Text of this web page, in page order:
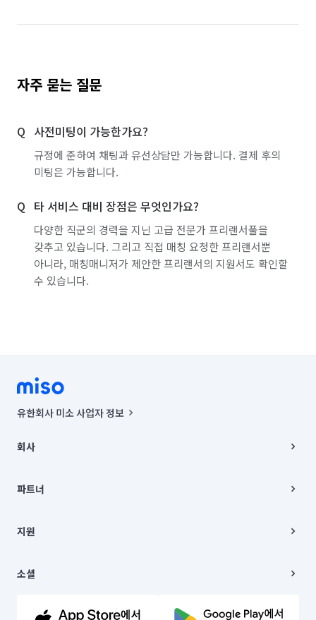
자주 묻는 질문
사전미팅이 가능한가요?
규정에 준하여 채팅과 유선상담만 가능합니다. 결제 후의
미팅은 가능합니다.
타 서비스 대비 장점은 무엇인가요?
다양한 직군의 경력을 지닌 고급 전문가 프리랜서풀을
갖추고 있습니다. 그리고 직접 매칭 요청한 프리랜서뿐
아니라, 매칭매니저가 제안한 프리랜서의 지원서도 확인할
수 있습니다.
유한회사 미소 사업자 정보
00019 |
주소 | 본사: 서울특별시 종로구 율곡로 6(중학동, 트윈트리빌딩) B동 5층
컨택센터 : 서울특별시 종로구 수송동 율곡로 24, 7층, 8층 미소
상품, 상품정보, 거래에 관한 의무와 책임은 거래당사자에게 있습니다.
언론 보도 관련 문의:
© 유한회사 미소. Miso, Inc. All Rights Reserved.
회사
채용
파트너
이사
지원
이용약관
문의하기
소셜
유튜브